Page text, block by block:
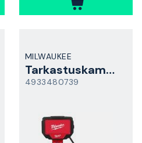
MILWAUKEE
Tarkastuskamera
4933480739